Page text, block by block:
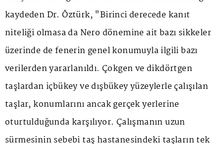
kaydeden Dr. Öztürk, "Birinci derecede kanıt
niteliği olmasa da Nero dönemine ait bazı sikkeler
üzerinde de fenerin genel konumuyla ilgili bazı
verilerden yararlanıldı. Çokgen ve dikdörtgen
taşlardan içbükey ve dışbükey yüzeylerle çalışılan
taşlar, konumlarını ancak gerçek yerlerine
oturtulduğunda karşılıyor. Çalışmanın uzun
sürmesinin sebebi taş hastanesindeki taşların tek